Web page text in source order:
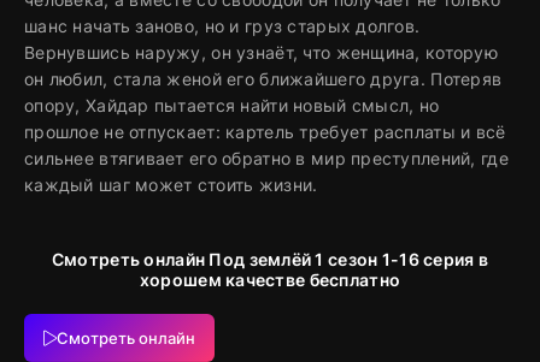
шанс начать заново, но и груз старых долгов.
Вернувшись наружу, он узнаёт, что женщина, которую
он любил, стала женой его ближайшего друга. Потеряв
опору, Хайдар пытается найти новый смысл, но
прошлое не отпускает: картель требует расплаты и всё
сильнее втягивает его обратно в мир преступлений, где
каждый шаг может стоить жизни.
Смотреть онлайн Под землёй 1 сезон 1-16 серия в
хорошем качестве бесплатно
Смотреть онлайн